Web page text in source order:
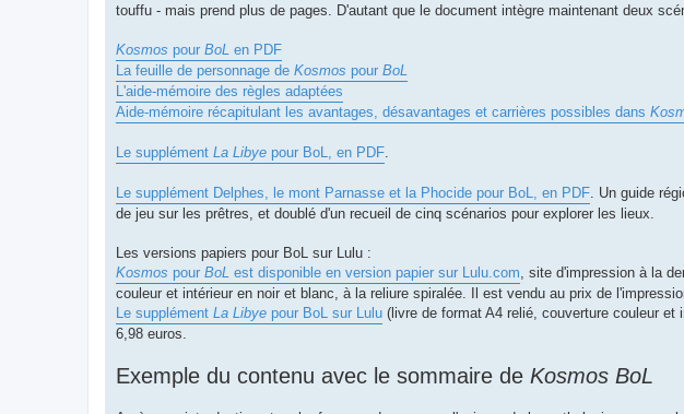
touffu - mais prend plus de pages. D'autant que le document intègre maintenant deux
Kosmos pour BoL en PDF
La feuille de personnage de Kosmos pour BoL
L'aide-mémoire des règles adaptées
Aide-mémoire récapitulant les avantages, désavantages et carrières possibles dans
Le supplément La Libye pour BoL, en PDF
Le supplément Delphes, le mont Parnasse et la Phocide pour BoL, en PDF . Un guide
de jeu sur les prêtres, et doublé d'un recueil de cinq scénarios pour explorer les lieux.
Les versions papiers pour BoL sur Lulu :
Kosmos pour BoL est disponible en version papier sur Lulu.com , site d'impression à la
couleur et intérieur en noir et blanc, à la reliure spiralée. Il est vendu au prix de
Le supplément La Libye pour BoL sur Lulu (livre de format A4 relié, couverture couleur
6,98 euros.
Exemple du contenu avec le sommaire de Kosmos BoL